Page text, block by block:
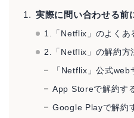
実際に問い合わせる前
1.「Netflix」のよくあ
2.「Netflix」の解約方
「Netflix」公式
App Storeで解約す
Google Playで解約